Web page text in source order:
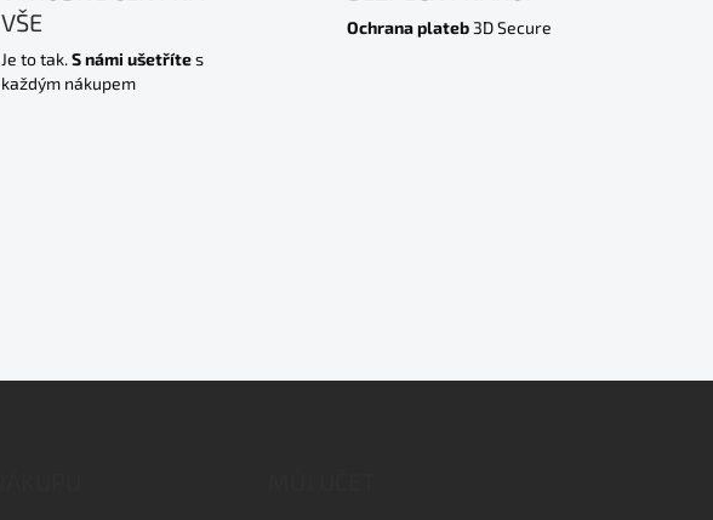
VŠE
Je to tak.S námi ušetřítes
každým nákupem
Ochrana plateb3D Secure